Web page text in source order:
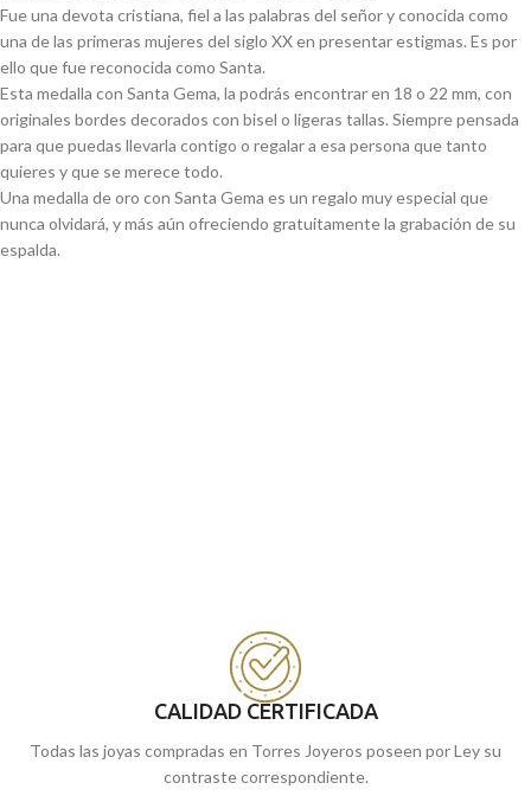
Fue una devota cristiana, fiel a las palabras del señor y conocida como
una de las primeras mujeres del siglo XX en presentar estigmas. Es por
ello que fue reconocida como Santa.
Esta medalla con Santa Gema, la podrás encontrar en 18 o 22 mm, con
originales bordes decorados con bisel o ligeras tallas. Siempre pensada
para que puedas llevarla contigo o regalar a esa persona que tanto
quieres y que se merece todo.
Una medalla de oro con Santa Gema es un regalo muy especial que
nunca olvidará, y más aún ofreciendo gratuitamente la grabación de su
espalda.
CALIDAD CERTIFICADA
Todas las joyas compradas en Torres Joyeros poseen por Ley su
contraste correspondiente.